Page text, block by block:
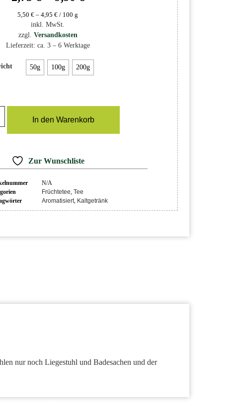
5,50 € – 4,95 € / 100 g
inkl. MwSt.
zzgl. Versandkosten
Lieferzeit: ca. 3 – 6 Werktage
50g 100g 200g
In den Warenkorb
Zur Wunschliste
N/A
Früchtetee Tee
Aromatisiert, Kaltgetränk
nur noch Liegestuhl und Badesachen und der